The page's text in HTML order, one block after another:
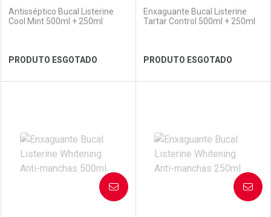
Ver Desconto Convênio Ver Desconto Convênio
Antisséptico Bucal Listerine
Cool Mint 500ml + 250ml
PRODUTO ESGOTADO
Laboratório
Por Menos
Enxaguante Bucal Listerine
Tartar Control 500ml + 250ml
PRODUTO ESGOTADO
Laboratório
Por Menos
AVISE-ME AVISE-ME